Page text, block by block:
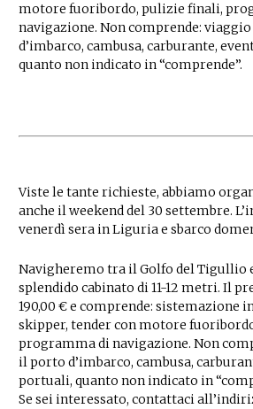
motore fuoribordo, pulizie finali,
navigazione. Non comprende:
d’imbarco, cambusa, carburante,
quanto non indicato in “comprende”.
Viste le tante richieste, abbiamo
anche il weekend del 30 settembre.
venerdì sera in Liguria e sbarco
Navigheremo tra il Golfo del Tigullio
splendido cabinato di 11-12 metri. Il
190,00 € e comprende: sistemazione
skipper, tender con motore
programma di navigazione. Non
il porto d’imbarco, cambusa,
portuali, quanto non indicato in
Se sei interessato, contattaci